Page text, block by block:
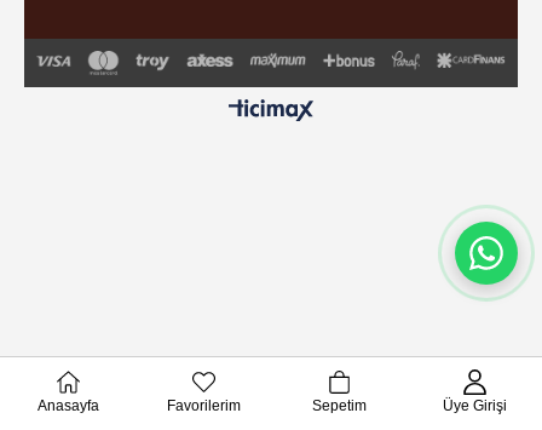
Anasayfa Favorilerim Sepetim Üye Girişi